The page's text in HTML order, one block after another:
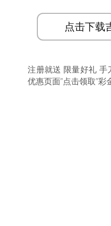
点击下载
注册就送 限量好礼 手
优惠页面”点击领取”彩